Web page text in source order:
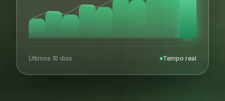
Últimos 10 dias Tempo real